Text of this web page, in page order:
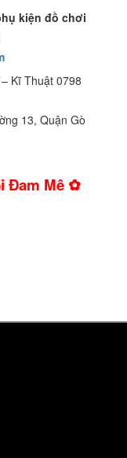
kiện đồ chơi
Kĩ Thuật 0798
13, Quận Gò
Đam Mê ✿